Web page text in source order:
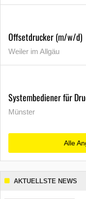
Offsetdrucker (m/w/d)
Weiler im Allgäu
Systembediener für
Münster
Alle
AKTUELLSTE NEWS